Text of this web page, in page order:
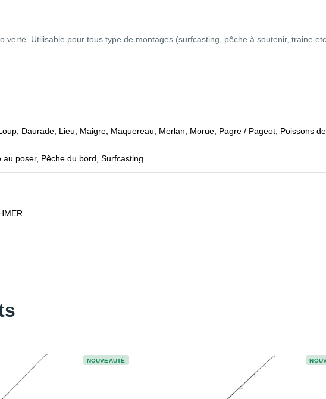
verte. Utilisable pour tous type de montages (surfcasting, pêche à soutenir, traine
Daurade, Lieu, Maigre, Maquereau, Merlan, Morue, Pagre / Pageot, Poissons
au poser, Pêche du bord, Surfcasting
NOUVEAUTÉ